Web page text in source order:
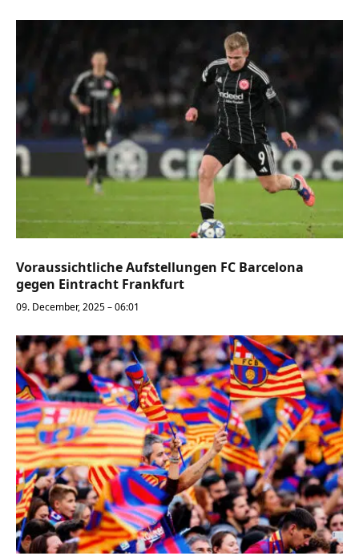
Voraussichtliche Aufstellungen FC Barcelona
gegen Eintracht Frankfurt
09. December, 2025 – 06:01